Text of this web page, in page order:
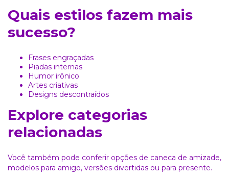
Quais estilos fazem mais
sucesso?
Frases engraçadas
Piadas internas
Humor irônico
Artes criativas
Designs descontraídos
Explore categorias
relacionadas
Você também pode conferir opções de caneca de amizade,
modelos para amigo, versões divertidas ou para presente.